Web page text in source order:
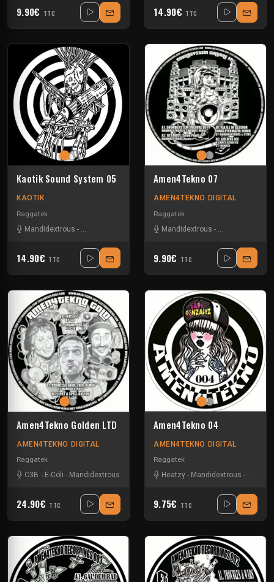
9.90€ TTC 14.90€ TTC
Kaotik Sound System 05
KAOTIK
Raggatek
Mandidextrous -
14.90€ TTC
Amen4Tekno 07
AMEN4TEKNO DIGITAL
Raggatek
Mandidextrous -
9.90€ TTC
Amen4Tekno Golden LTD
AMEN4TEKNO DIGITAL
Raggatek
C3B - E-Coli - Mandidextrous
24.90€ TTC
Amen4Tekno 04
AMEN4TEKNO DIGITAL
Raggatek
Heatzy - Mandidextrous - Slinks
9.75€ TTC